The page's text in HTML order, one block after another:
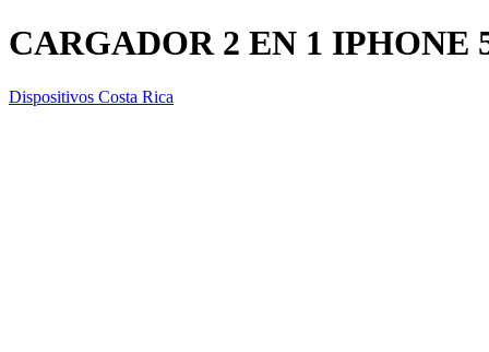
CARGADOR 2 EN 1 IPHONE
Dispositivos Costa Rica